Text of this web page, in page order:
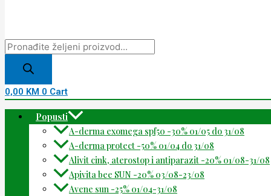
0,00 KM 0 Cart
Popusti
A-derma exomega spf50 -30% 01/05 do 31/08
A-derma protect -50% 01/04 do 31/08
Alivit cink, aterostop i antiparazit -20% 01/08-31/08
Apivita bee SUN -20% 03/08-23/08
Avene sun -25% 01/04-31/08